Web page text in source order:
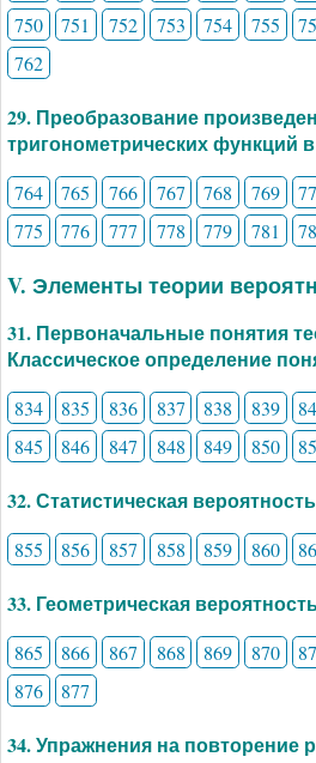
750
751 752 753 754 755
762
29. Преобразование
тригонометрических функций
764 765 766 767 768 769
775
776 777 778 779 781
V. Элементы теории
31. Первоначальные понятия
Классическое определение
834 835 836 837 838 839
845
846 847 848 849 850
32. Статистическая
855 856 857 858 859 860
33. Геометрическая
865 866 867 868 869 870
876
877
34. Упражнения на повторение